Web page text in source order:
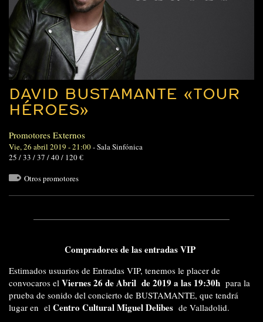
DAVID BUSTAMANTE «TOUR
HÉROES»
Promotores Externos
Vie, 26 abril 2019 - 21:00-Sala Sinfónica
25 / 33 / 37 / 40 / 120 €
Otros promotores
Compradores de las entradas VIP
Estimados usuarios de Entradas VIP, tenemos le placer de
convocaros el Viernes 26 de Abril de 2019 a las 19:30h para la
prueba de sonido del concierto de BUSTAMANTE, que tendrá
lugar en el Centro Cultural Miguel Delibes de Valladolid.